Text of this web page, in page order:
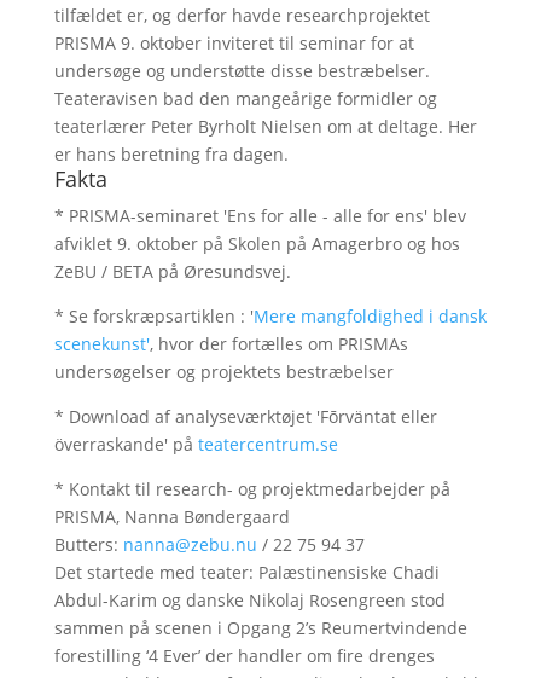
tilfældet er, og derfor havde researchprojektet
PRISMA 9. oktober inviteret til seminar for at
undersøge og understøtte disse bestræbelser.
Teateravisen bad den mangeårige formidler og
teaterlærer Peter Byrholt Nielsen om at deltage. Her
er hans beretning fra dagen.
Fakta
* PRISMA-seminaret 'Ens for alle - alle for ens' blev
afviklet 9. oktober på Skolen på Amagerbro og hos
ZeBU / BETA på Øresundsvej.
* Se forskræpsartiklen : 'Mere mangfoldighed i dansk
scenekunst', hvor der fortælles om PRISMAs
undersøgelser og projektets bestræbelser
* Download af analyseværktøjet 'Fōrväntat eller
överraskande' på teatercentrum.se
* Kontakt til research- og projektmedarbejder på
PRISMA, Nanna Bøndergaard
Butters: nanna@zebu.nu / 22 75 94 37
Det startede med teater: Palæstinensiske Chadi
Abdul-Karim og danske Nikolaj Rosengreen stod
sammen på scenen i Opgang 2’s Reumertvindende
forestilling ‘4 Ever’ der handler om fire drenges